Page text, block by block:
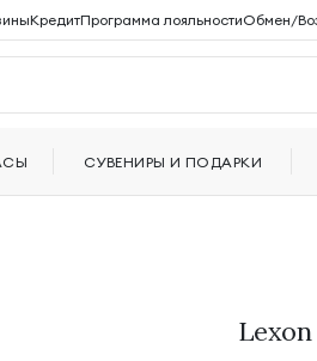
КредитПрограмма лояльностиОбмен/
СУВЕНИРЫ И ПОДАРКИ